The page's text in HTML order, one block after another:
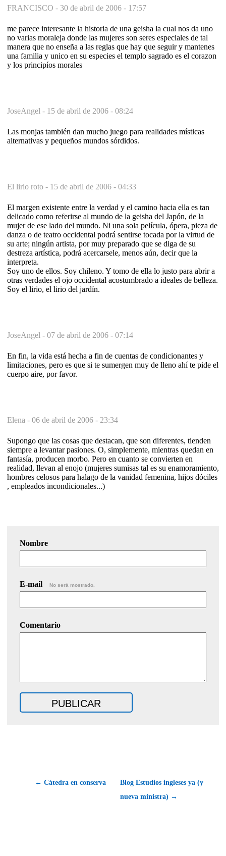
FRANCISCO - 30 de abril de 2006 - 17:57
me parece interesante la historia de una geisha la cual nos da uno
no varias moraleja donde las mujeres son seres especiales de tal
manera que no enseña a las reglas que hay que seguir y mantenes
una familia y unico en su especies el templo sagrado es el corazon
y los principíos morales
JoseAngel - 15 de abril de 2006 - 08:24
Las monjas también dan mucho juego para realidades místicas
alternativas y pequeños mundos sórdidos.
El lirio roto - 15 de abril de 2006 - 04:33
El margen existente entre la verdad y el camino hacia ella es tan
delicado como referirse al mundo de la geisha del Japón, de la
mujer de ese lado del mundo. Ni una sola película, ópera, pieza de
danza o de teatro occidental podrá sentirse tocada por la virtud de
su arte; ningún artista, por muy preparado que se diga de su
destreza artística, podrá acercarsele, menos aún, decir que la
interpreta.
Soy uno de ellos. Soy chileno. Y tomo de ella lo justo para abrir a
otras verdades el ojo occidental acostumbrado a ideales de belleza.
Soy el lirio, el lirio del jardín.
JoseAngel - 07 de abril de 2006 - 07:14
En fin, la vida está hecha a fin de cuentas de condicionantes y
limitaciones, pero es que si te sumergen muy de lleno ahí te pide el
cuerpo aire, por favor.
Elena - 06 de abril de 2006 - 23:34
Supongo que las cosas que destacan, que son diferentes, tienden
siempre a levantar pasiones. O, simplemente, mientras quedan en
fantasía, producen morbo. Pero en cuanto se convierten en
realidad, llevan al enojo (mujeres sumisas tal es su enamoramiento,
hombres celosos para halago de la vanidad femenina, hijos dóciles
, empleados incondicionales...)
Nombre
E-mail No será mostrado.
Comentario
← Cátedra en conserva
Blog Estudios ingleses ya (y
nueva ministra) →